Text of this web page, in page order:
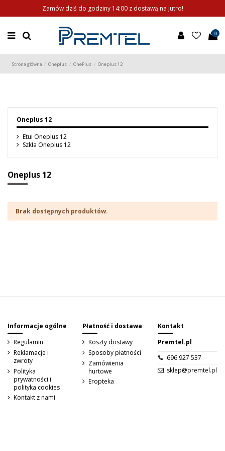
Zamów dziś do godziny 14:00 z dostawą na jutro!
0
Strona główna Oneplus OnePlus Oneplus 12
Oneplus 12
Etui Oneplus 12
Szkła Oneplus 12
Oneplus 12
Brak dostępnych produktów.
Informacje ogólne
Regulamin
Reklamacje i
zwroty
Polityka
prywatności i
polityka cookies
Kontakt z nami
Płatność i dostawa
Koszty dostawy
Sposoby płatności
Zamówienia
hurtowe
Eropteka
Kontakt
Premtel.pl
696 927 537
sklep@premtel.pl